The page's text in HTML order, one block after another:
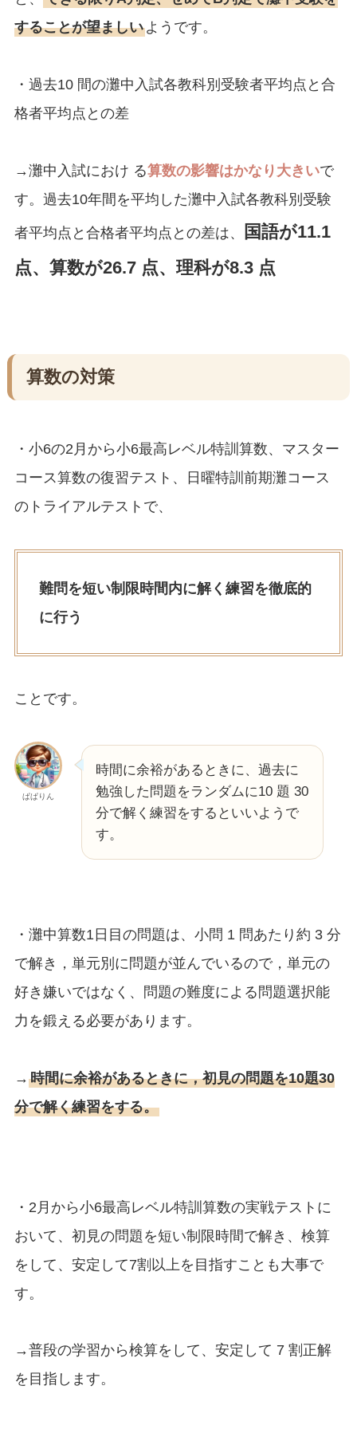
することが望ましいようです。
・過去10 間の灘中入試各教科別受験者平均点と合
格者平均点との差
→灘中入試におけ る算数の影響はかなり大きいで
す。過去10年間を平均した灘中入試各教科別受験
者平均点と合格者平均点との差は、
国語が11.1
点、算数が26.7 点、理科が8.3 点
算数の対策
・小6の2月から小6最高レベル特訓算数、マスター
コース算数の復習テスト、日曜特訓前期灘コース
のトライアルテストで、
難問を短い制限時間内に解く練習を徹底的
に行う
ことです。
ぱぱりん
時間に余裕があるときに、過去に
勉強した問題をランダムに10 題 30
分で解く練習をするといいようで
す。
・灘中算数1日目の問題は、小問 1 問あたり約 3 分
で解き，単元別に問題が並んでいるので，単元の
好き嫌いではなく、問題の難度による問題選択能
力を鍛える必要があります。
→ 時間に余裕があるときに，初見の問題を10題30
分で解く練習をする。
・2月から小6最高レベル特訓算数の実戦テストに
おいて、初見の問題を短い制限時間で解き、検算
をして、安定して7割以上を目指すことも大事で
す。
→普段の学習から検算をして、安定して 7 割正解
を目指します。